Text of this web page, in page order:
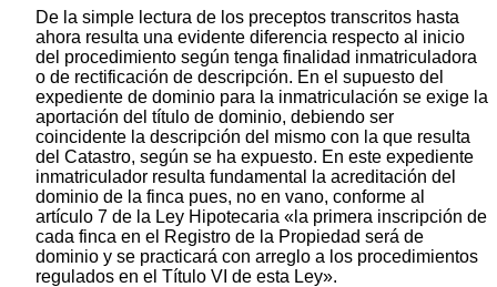
De la simple lectura de los preceptos transcritos hasta
ahora resulta una evidente diferencia respecto al inicio
del procedimiento según tenga finalidad inmatriculadora
o de rectificación de descripción. En el supuesto del
expediente de dominio para la inmatriculación se exige la
aportación del título de dominio, debiendo ser
coincidente la descripción del mismo con la que resulta
del Catastro, según se ha expuesto. En este expediente
inmatriculador resulta fundamental la acreditación del
dominio de la finca pues, no en vano, conforme al
artículo 7 de la Ley Hipotecaria «la primera inscripción de
cada finca en el Registro de la Propiedad será de
dominio y se practicará con arreglo a los procedimientos
regulados en el Título VI de esta Ley».